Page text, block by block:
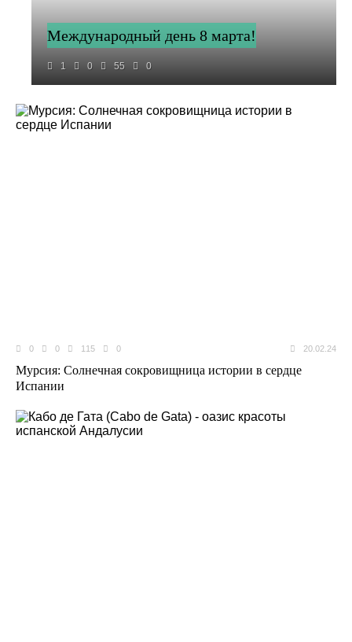
Международный день 8 марта!
1 0 55 0
0 0 115 0 20.02.24
Мурсия: Солнечная сокровищница истории в сердце
Испании